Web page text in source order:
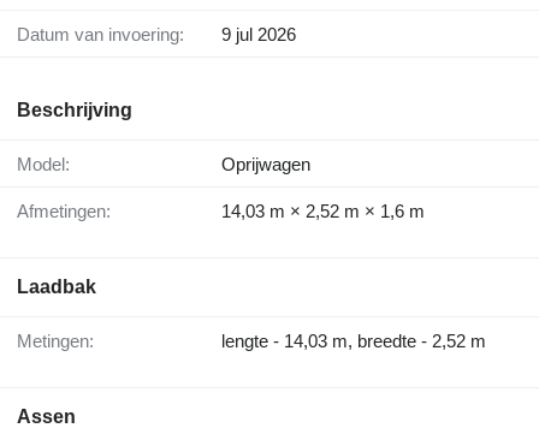
Datum van invoering: 9 jul 2026
Beschrijving
Model: Oprijwagen
Afmetingen: 14,03 m × 2,52 m × 1,6 m
Laadbak
Metingen: lengte - 14,03 m, breedte - 2,52 m
Assen